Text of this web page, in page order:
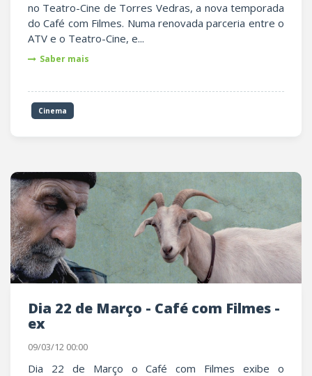
no Teatro-Cine de Torres Vedras, a nova temporada
do Café com Filmes. Numa renovada parceria entre o
ATV e o Teatro-Cine, e...
Saber mais
Cinema
Dia 22 de Março - Café com Filmes -
ex
09/03/12 00:00
Dia 22 de Março o Café com Filmes exibe o